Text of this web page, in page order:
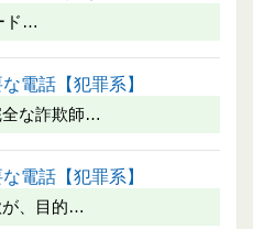
ド…
電話【犯罪系】
全な詐欺師…
電話【犯罪系】
が、目的…